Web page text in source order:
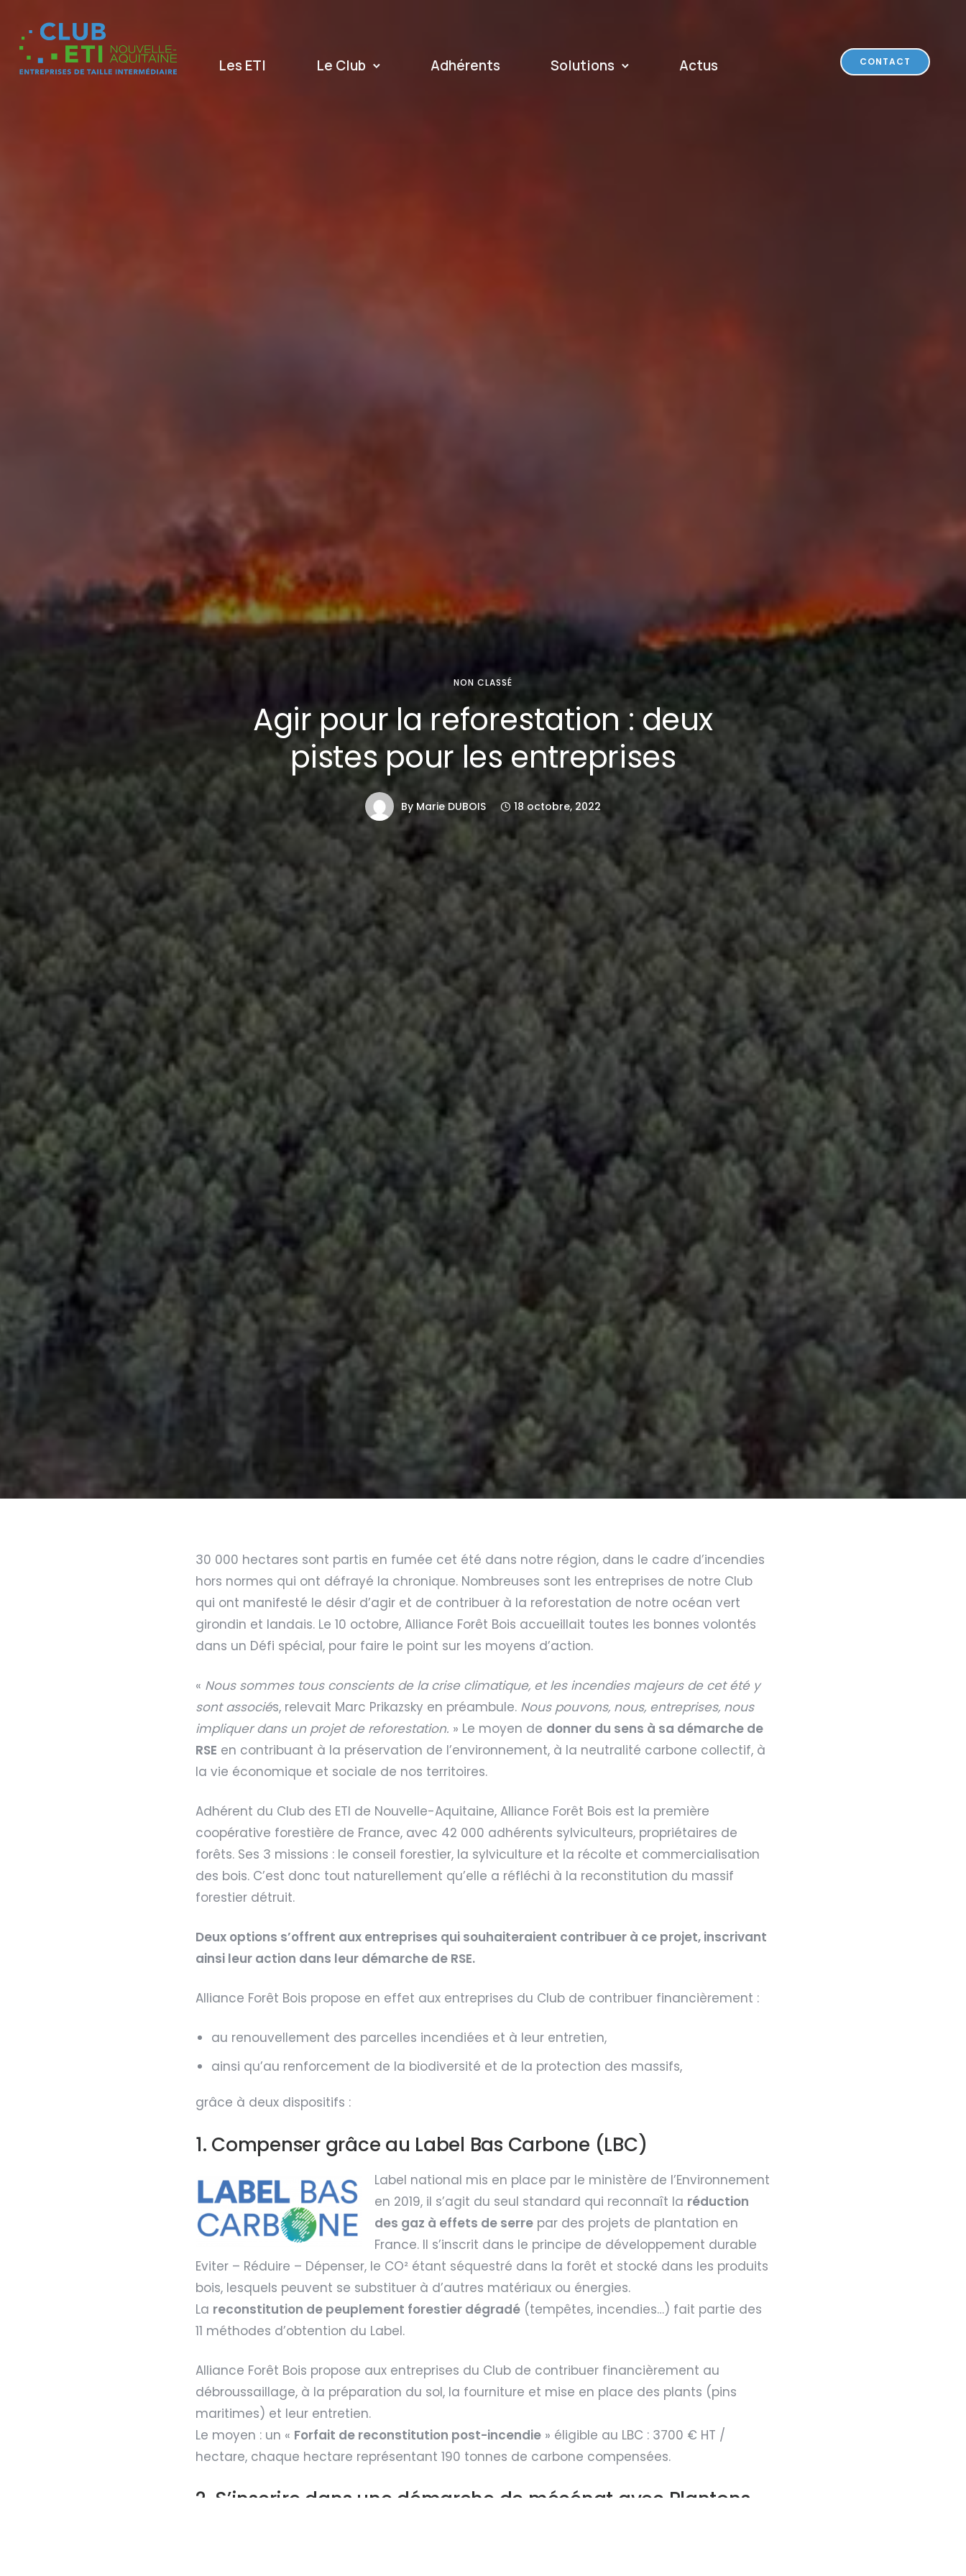
Les ETI Le Club Adhérents Solutions Actus CONTACT
NON CLASSÉ
Agir pour la reforestation : deux
pistes pour les entreprises
By Marie DUBOIS 18 octobre, 2022
30 000 hectares sont partis en fumée cet été dans notre région, dans le cadre d’incendies
hors normes qui ont défrayé la chronique. Nombreuses sont les entreprises de notre Club
qui ont manifesté le désir d’agir et de contribuer à la reforestation de notre océan vert
girondin et landais. Le 10 octobre, Alliance Forêt Bois accueillait toutes les bonnes volontés
dans un Défi spécial, pour faire le point sur les moyens d’action.
« Nous sommes tous conscients de la crise climatique, et les incendies majeurs de cet été y
sont associés, relevait Marc Prikazsky en préambule. Nous pouvons, nous, entreprises, nous
impliquer dans un projet de reforestation. » Le moyen de donner du sens à sa démarche de
RSE en contribuant à la préservation de l’environnement, à la neutralité carbone collectif, à
la vie économique et sociale de nos territoires.
Adhérent du Club des ETI de Nouvelle-Aquitaine, Alliance Forêt Bois est la première
coopérative forestière de France, avec 42 000 adhérents sylviculteurs, propriétaires de
forêts. Ses 3 missions : le conseil forestier, la sylviculture et la récolte et commercialisation
des bois. C’est donc tout naturellement qu’elle a réfléchi à la reconstitution du massif
forestier détruit.
Deux options s’offrent aux entreprises qui souhaiteraient contribuer à ce projet, inscrivant
ainsi leur action dans leur démarche de RSE.
Alliance Forêt Bois propose en effet aux entreprises du Club de contribuer financièrement :
au renouvellement des parcelles incendiées et à leur entretien,
ainsi qu’au renforcement de la biodiversité et de la protection des massifs,
grâce à deux dispositifs :
1. Compenser grâce au Label Bas Carbone (LBC)
Label national mis en place par le ministère de l’Environnement
en 2019, il s’agit du seul standard qui reconnaît la réduction
des gaz à effets de serre par des projets de plantation en
France. Il s’inscrit dans le principe de développement durable
Eviter – Réduire – Dépenser, le CO² étant séquestré dans la forêt et stocké dans les produits
bois, lesquels peuvent se substituer à d’autres matériaux ou énergies.
La reconstitution de peuplement forestier dégradé (tempêtes, incendies…) fait partie des
11 méthodes d’obtention du Label.
Alliance Forêt Bois propose aux entreprises du Club de contribuer financièrement au
débroussaillage, à la préparation du sol, la fourniture et mise en place des plants (pins
maritimes) et leur entretien.
Le moyen : un « Forfait de reconstitution post-incendie » éligible au LBC : 3700 € HT /
hectare, chaque hectare représentant 190 tonnes de carbone compensées.
2. S’inscrire dans une démarche de mécénat avec Plantons